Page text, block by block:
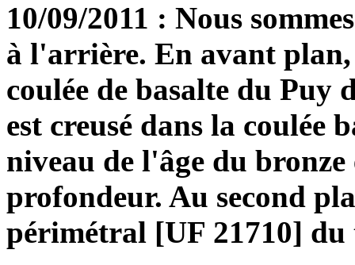
10/09/2011 : Nous
à l'arrière. En avant
coulée de basalte du Puy
est creusé dans la coulée
niveau de l'âge du
profondeur. Au second
périmétral [UF 21710]